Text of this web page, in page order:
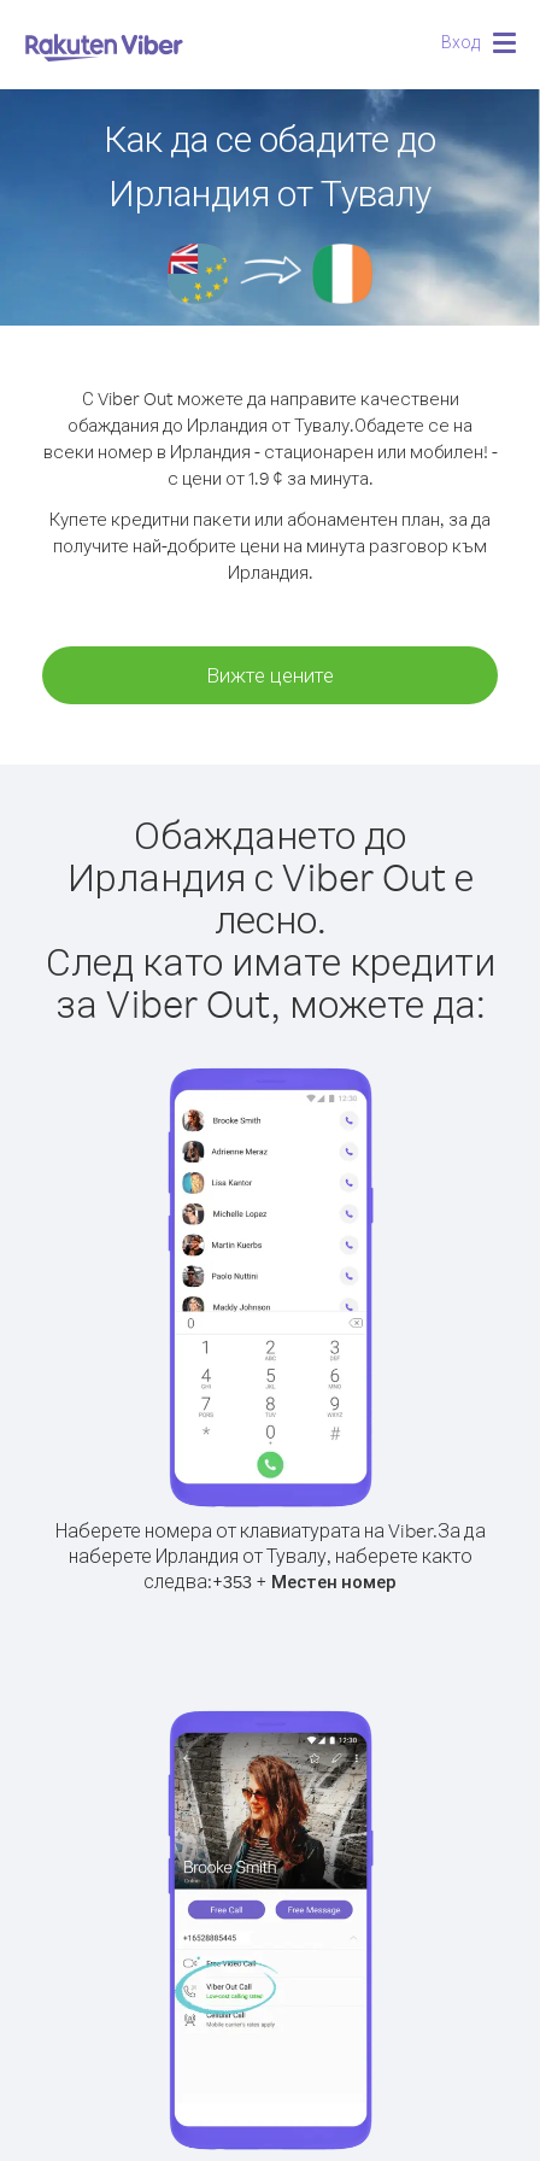
Вход
Как да се обадите до
Ирландия от Тувалу
С Viber Out можете да направите качествени
обаждания до Ирландия от Тувалу.Обадете се на
всеки номер в Ирландия - стационарен или мобилен! -
с цени от 1.9 ¢ за минута.
Купете кредитни пакети или абонаментен план, за да
получите най-добрите цени на минута разговор към
Ирландия.
Вижте цените
Обаждането до
Ирландия с Viber Out е
лесно.
След като имате кредити
за Viber Out, можете да:
Наберете номера от клавиатурата на Viber.За да
наберете Ирландия от Тувалу, наберете както
следва:+353 + Местен номер